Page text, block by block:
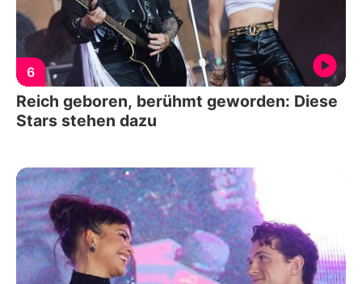
6
Reich geboren, berühmt geworden: Diese
Stars stehen dazu